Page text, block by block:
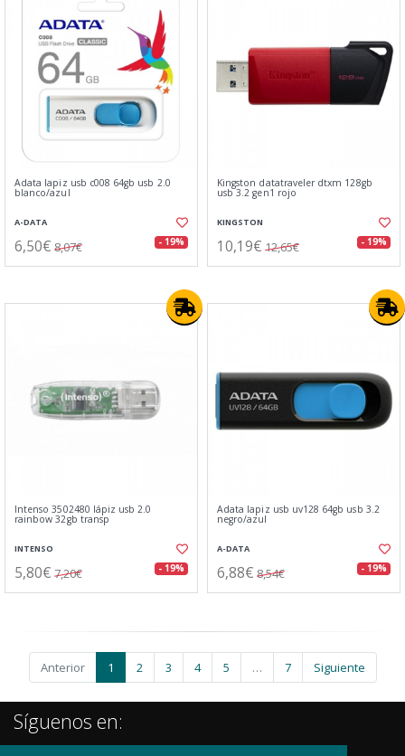
Adata lapiz usb c008 64gb usb 2.0
blanco/azul
A-DATA
6,50€ 8,07€ - 19%
Kingston datatraveler dtxm 128gb
usb 3.2 gen1 rojo
KINGSTON
10,19€ 12,65€ - 19%
Intenso 3502480 lápiz usb 2.0
rainbow 32gb transp
INTENSO
5,80€ 7,20€ - 19%
Adata lapiz usb uv128 64gb usb 3.2
negro/azul
A-DATA
6,88€ 8,54€ - 19%
Anterior 1 2 3 4 5 … 7 Siguiente
Síguenos en: